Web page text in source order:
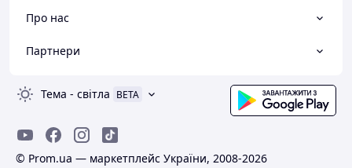
Про нас
Партнери
Тема - світла BETA
© Prom.ua — маркетплейс України, 2008-2026